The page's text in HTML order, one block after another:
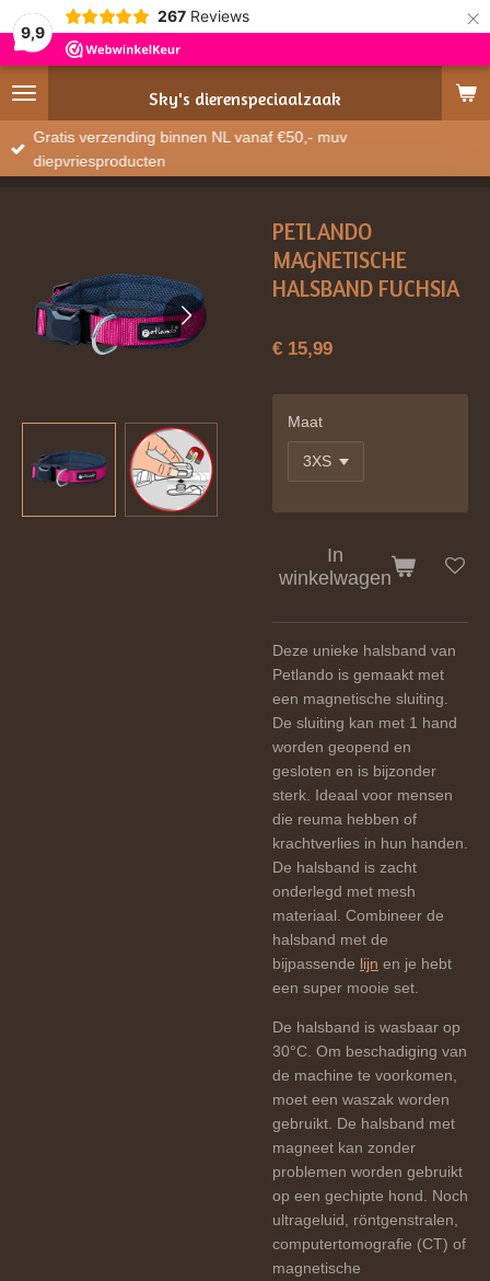
9,9
267 Reviews ×
Sky's dierenspeciaalzaak
Gratis verzending binnen NL vanaf €50,- muv
diepvriesproducten
PETLANDO
MAGNETISCHE
HALSBAND FUCHSIA
€ 15,99
Maat
In
winkelwagen
Deze unieke halsband van
Petlando is gemaakt met
een magnetische sluiting.
De sluiting kan met 1 hand
worden geopend en
gesloten en is bijzonder
sterk. Ideaal voor mensen
die reuma hebben of
krachtverlies in hun handen.
De halsband is zacht
onderlegd met mesh
materiaal. Combineer de
halsband met de
bijpassende lijn en je hebt
een super mooie set.
De halsband is wasbaar op
30°C. Om beschadiging van
de machine te voorkomen,
moet een waszak worden
gebruikt. De halsband met
magneet kan zonder
problemen worden gebruikt
op een gechipte hond. Noch
ultrageluid, röntgenstralen,
computertomografie (CT) of
magnetische